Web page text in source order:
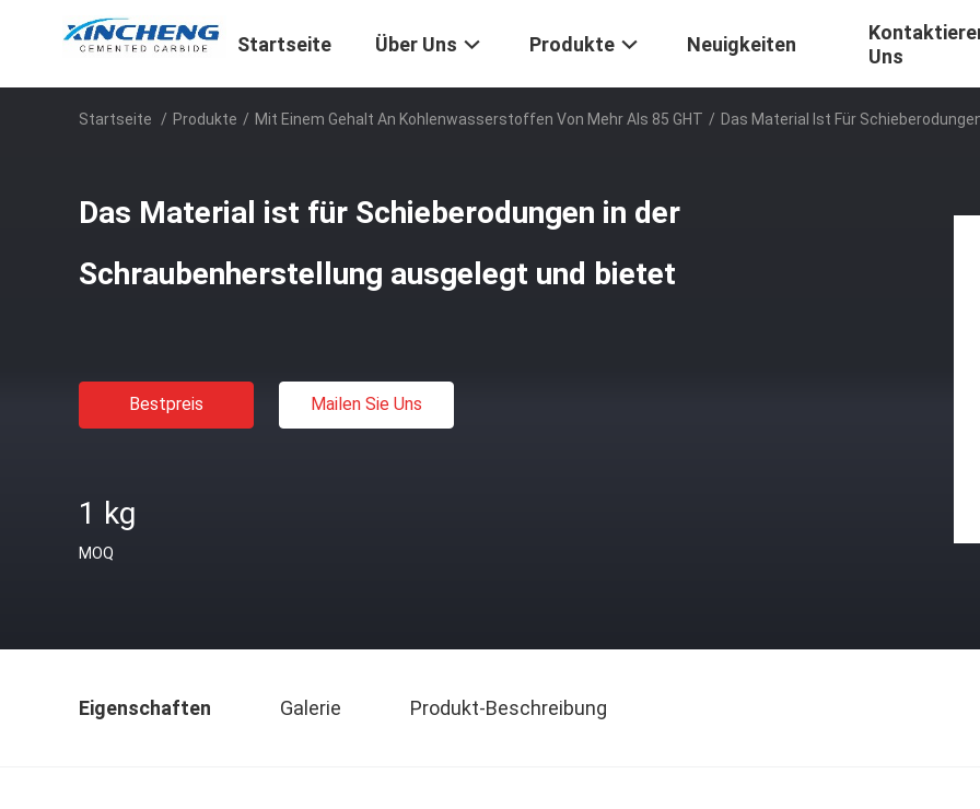
Startseite Über Uns Produkte Neuigkeiten
Uns
Startseite / Produkte / Mit Einem Gehalt An Kohlenwasserstoffen Von Mehr Als 85 GHT / Das Material Ist Für
Das Material ist für Schieberodungen in der
Schraubenherstellung ausgelegt und bietet
Bestpreis Mailen Sie Uns
1 kg
MOQ
Eigenschaften Galerie Produkt-Beschreibung